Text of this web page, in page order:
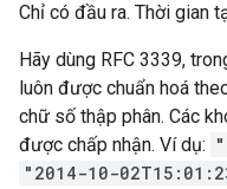
Chỉ có đầu ra. Thời gian
Hãy dùng RFC 3339,
luôn được chuẩn hoá
chữ số thập phân. Các
được chấp nhận. Ví dụ:
"2014-10-